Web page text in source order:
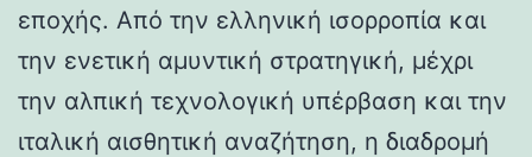
εποχής. Από την ελληνική ισορροπία και
την ενετική αμυντική στρατηγική, μέχρι
την αλπική τεχνολογική υπέρβαση και την
ιταλική αισθητική αναζήτηση, η διαδρομή